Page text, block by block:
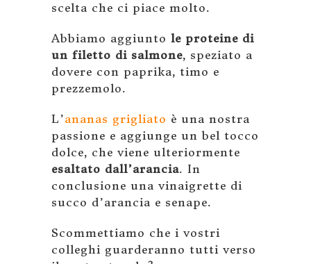
scelta che ci piace molto.
Abbiamo aggiunto le proteine di
un filetto di salmone, speziato a
dovere con paprika, timo e
prezzemolo.
L’ananas grigliato è una nostra
passione e aggiunge un bel tocco
dolce, che viene ulteriormente
esaltato dall’arancia. In
conclusione una vinaigrette di
succo d’arancia e senape.
Scommettiamo che i vostri
colleghi guarderanno tutti verso